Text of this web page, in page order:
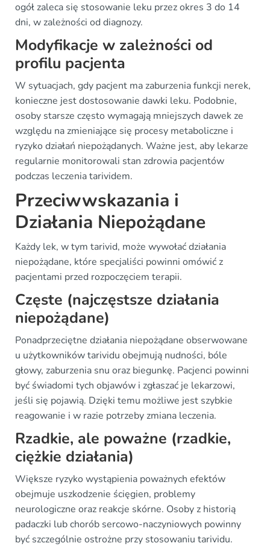
ogół zaleca się stosowanie leku przez okres 3 do 14
dni, w zależności od diagnozy.
Modyfikacje w zależności od
profilu pacjenta
W sytuacjach, gdy pacjent ma zaburzenia funkcji nerek,
konieczne jest dostosowanie dawki leku. Podobnie,
osoby starsze często wymagają mniejszych dawek ze
względu na zmieniające się procesy metaboliczne i
ryzyko działań niepożądanych. Ważne jest, aby lekarze
regularnie monitorowali stan zdrowia pacjentów
podczas leczenia tarividem.
Przeciwwskazania i
Działania Niepożądane
Każdy lek, w tym tarivid, może wywołać działania
niepożądane, które specjaliści powinni omówić z
pacjentami przed rozpoczęciem terapii.
Częste (najczęstsze działania
niepożądane)
Ponadprzeciętne działania niepożądane obserwowane
u użytkowników tarividu obejmują nudności, bóle
głowy, zaburzenia snu oraz biegunkę. Pacjenci powinni
być świadomi tych objawów i zgłaszać je lekarzowi,
jeśli się pojawią. Dzięki temu możliwe jest szybkie
reagowanie i w razie potrzeby zmiana leczenia.
Rzadkie, ale poważne (rzadkie,
ciężkie działania)
Większe ryzyko wystąpienia poważnych efektów
obejmuje uszkodzenie ścięgien, problemy
neurologiczne oraz reakcje skórne. Osoby z historią
padaczki lub chorób sercowo-naczyniowych powinny
być szczególnie ostrożne przy stosowaniu tarividu.